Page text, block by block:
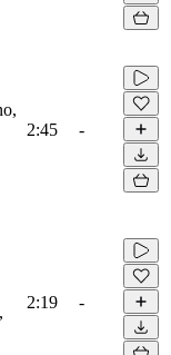
2:45 -
2:19 -